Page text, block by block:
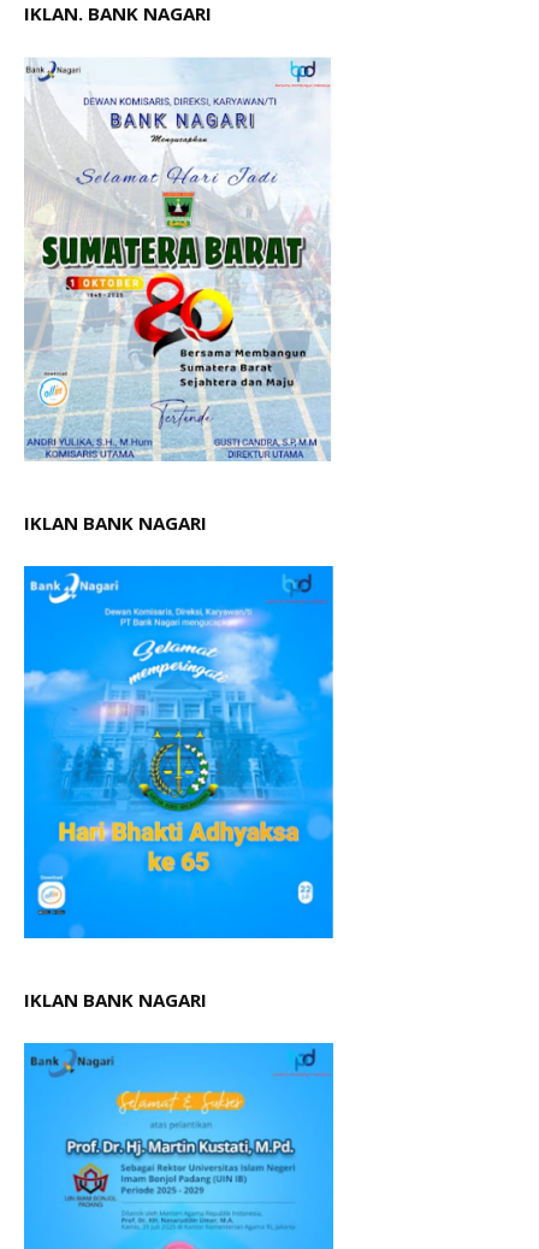
IKLAN. BANK NAGARI
IKLAN BANK NAGARI
IKLAN BANK NAGARI